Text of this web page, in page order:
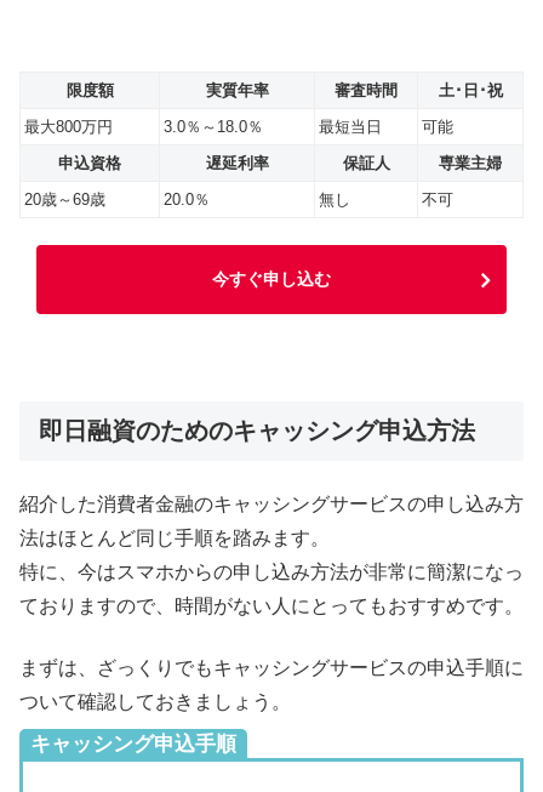
限度額 実質年率 審査時間
土･日･祝
最大800万円
3.0％～18.0％ 最短当日
可能
申込資格
遅延利率 保証人
専業主婦
20歳～69歳
20.0％ 無し 不可
今すぐ申し込む
即日融資のためのキャッシング申込方法
紹介した消費者金融のキャッシングサービスの申し込み方
法はほとんど同じ手順を踏みます。
特に、今はスマホからの申し込み方法が非常に簡潔になっ
ておりますので、時間がない人にとってもおすすめです。
まずは、ざっくりでもキャッシングサービスの申込手順に
ついて確認しておきましょう。
キャッシング申込手順